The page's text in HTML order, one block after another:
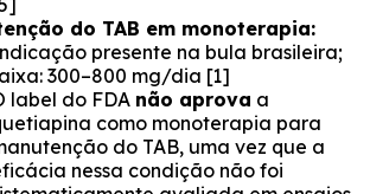
do TAB em monoterapia:
presente na bula brasileira;
300–800 mg/dia [1]
label do FDA não aprova a
como monoterapia para
do TAB, uma vez que a
nessa condição não foi